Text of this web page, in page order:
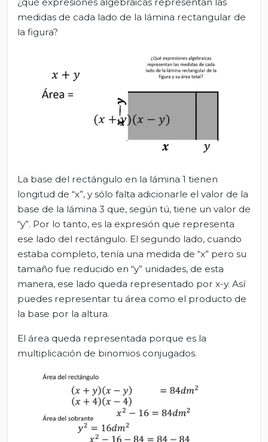
medidas de cada lado de la lámina rectangular de
la figura?
La base del rectángulo en la lámina 1 tienen
longitud de “x”, y sólo falta adicionarle el valor de la
base de la lámina 3 que, según tú, tiene un valor de
“y”. Por lo tanto, es la expresión que representa
ese lado del rectángulo. El segundo lado, cuando
estaba completo, tenía una medida de “x” pero su
tamaño fue reducido en “y” unidades, de esta
manera, ese lado queda representado por x-y. Así
puedes representar tu área como el producto de
la base por la altura.
El área queda representada porque es la
multiplicación de binomios conjugados.